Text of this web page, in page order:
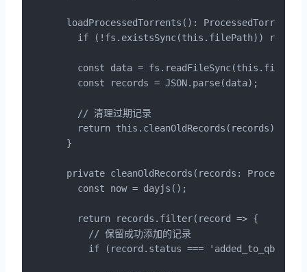
loadProcessedTorrents(): ProcessedTorrent[]
if (!fs.existsSync(this.filePath)) return
const data =
    const records = JSON.parse(data);
    // 清理过期记录
    return this.cleanOldRecords(records);
  }
private cleanOldRecords(records:
    const now = dayjs();
    return records.filter(record => {
      // 保留成功添加的记录
if (record.status === 'added_to_qb')